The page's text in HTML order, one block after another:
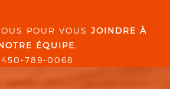
POUR VOUS JOINDRE À
ÉQUIPE.
450-789-0068